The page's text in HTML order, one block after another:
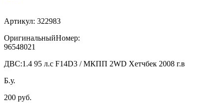
Артикул: 322983
ОригинальныйНомер:
96548021
ДВС:1.4 95 л.с F14D3 / МКПП 2WD Хетчбек 2008 г.в
Б.у.
200 руб.